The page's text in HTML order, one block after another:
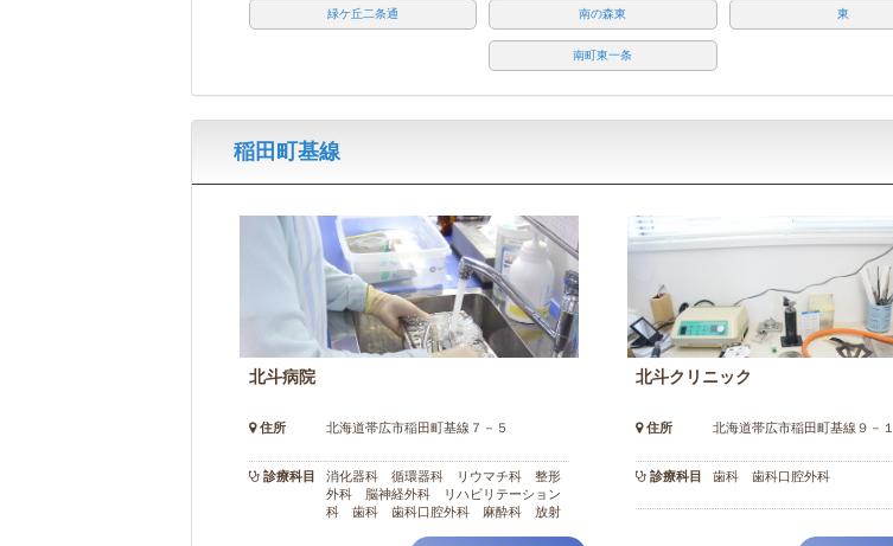
緑ケ丘二条通 南の森東 東
南町東一条
稲田町基線
北斗病院
住所 北海道帯広市稲田町基線７－５
診療科目
消化器科 循環器科 リウマチ科 整形
外科 脳神経外科 リハビリテーション
科 歯科 歯科口腔外科 麻酔科 放射
北斗クリニック
住所 北海道帯広市稲田町基線９－１
診療科目 歯科 歯科口腔外科